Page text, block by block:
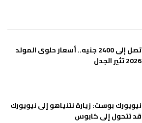
تصل إلى 2400 جنيه.. أسعار حلوى المولد
2026 تثير الجدل
نيويورك بوست: زيارة نتنياهو إلى نيويورك
قد تتحول إلى كابوس